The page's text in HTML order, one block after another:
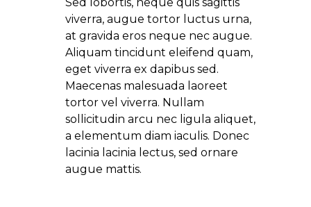
viverra, augue tortor luctus urna,
at gravida eros neque nec augue.
Aliquam tincidunt eleifend quam,
eget viverra ex dapibus sed.
Maecenas malesuada laoreet
tortor vel viverra. Nullam
sollicitudin arcu nec ligula aliquet,
a elementum diam iaculis. Donec
lacinia lacinia lectus, sed ornare
augue mattis.